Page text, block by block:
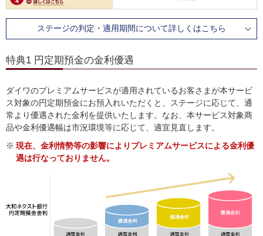
ステージの判定・適用期間について詳しくはこちら
特典1 円定期預金の金利優遇
ダイワのプレミアムサービスが適用されているお客さまが本サービ
ス対象の円定期預金にお預入れいただくと、ステージに応じて、通
常より優遇された金利を提供いたします。なお、本サービス対象商
品や金利優遇幅は市況環境等に応じて、適宜見直します。
※ 現在、金利情勢等の影響によりプレミアムサービスによる金利優
遇は行なっておりません。